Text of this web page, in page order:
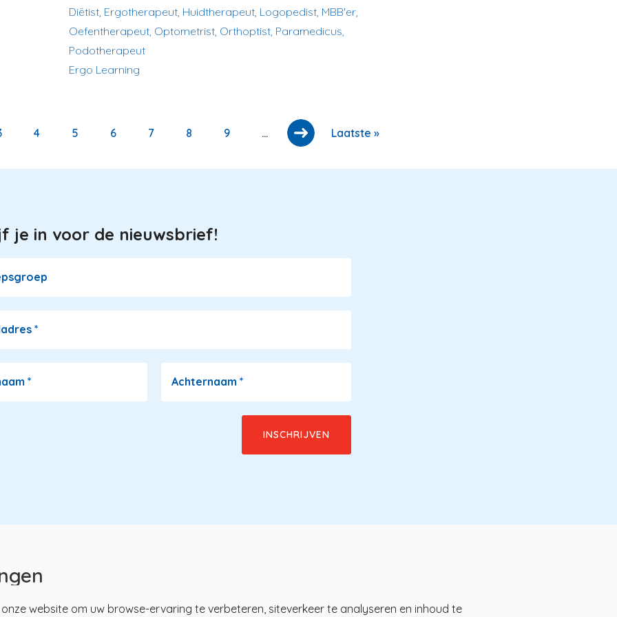
Diëtist, Ergotherapeut, Huidtherapeut, Logopedist, MBB'er,
Oefentherapeut, Optometrist, Orthoptist, Paramedicus,
Podotherapeut
Ergo Learning
Page
4 Page
5 Page
6 Page
7 Page
8 Page
9 …
Laatste
Laatste »
je in voor de nieuwsbrief!
*
* Achternaam *
website om uw browse-ervaring te verbeteren, siteverkeer te analyseren en inhoud te